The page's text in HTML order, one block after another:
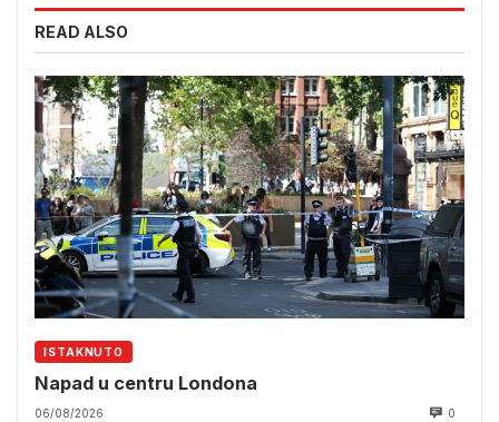
READ ALSO
ISTAKNUTO
Napad u centru Londona
06/08/2026 0